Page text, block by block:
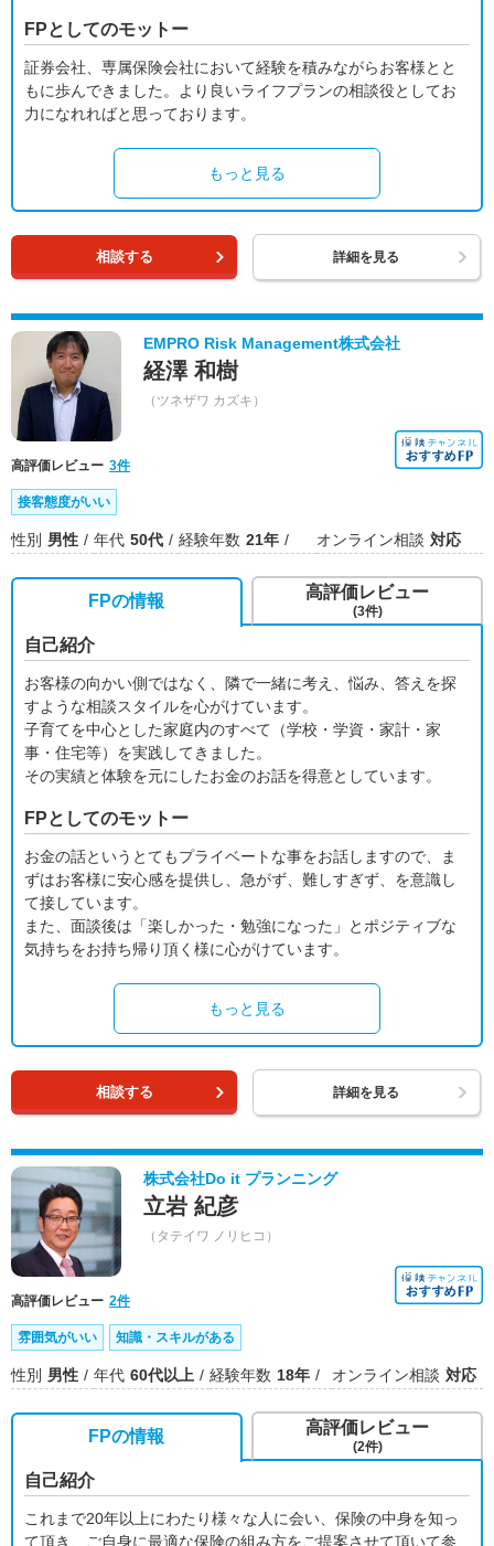
FPとしてのモットー
証券会社、専属保険会社において経験を積みながらお客様とと
もに歩んできました。より良いライフプランの相談役としてお
力になれればと思っております。
もっと見る
相談する 詳細を見る
EMPRO Risk Management株式会社
経澤 和樹
（ツネザワ カズキ）
高評価レビュー 3件
接客態度がいい
性別 男性 年代 50代 経験年数 21年 オンライン相談 対応
FPの情報
自己紹介
お客様の向かい側ではなく、隣で一緒に考え、悩み、答えを探
すような相談スタイルを心がけています。
子育てを中心とした家庭内のすべて（学校・学資・家計・家
事・住宅等）を実践してきました。
その実績と体験を元にしたお金のお話を得意としています。
FPとしてのモットー
お金の話というとてもプライベートな事をお話しますので、ま
ずはお客様に安心感を提供し、急がず、難しすぎず、を意識し
て接しています。
また、面談後は「楽しかった・勉強になった」とポジティブな
気持ちをお持ち帰り頂く様に心がけています。
もっと見る
高評価レビュー
(3件)
相談する 詳細を見る
株式会社Do it プランニング
立岩 紀彦
（タテイワ ノリヒコ）
高評価レビュー 2件
雰囲気がいい 知識・スキルがある
性別 男性 年代 60代以上 経験年数 18年 オンライン相談 対応
FPの情報
自己紹介
これまで20年以上にわたり様々な人に会い、保険の中身を知っ
て頂き、ご自身に最適な保険の組み方をご提案させて頂いて参
高評価レビュー
(2件)